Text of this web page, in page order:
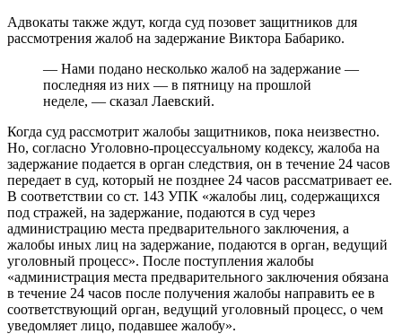
Адвокаты также ждут, когда суд позовет защитников для
рассмотрения жалоб на задержание Виктора Бабарико.
— Нами подано несколько жалоб на задержание —
последняя из них — в пятницу на прошлой
неделе, — сказал Лаевский.
Когда суд рассмотрит жалобы защитников, пока неизвестно.
Но, согласно Уголовно-процессуальному кодексу, жалоба на
задержание подается в орган следствия, он в течение 24 часов
передает в суд, который не позднее 24 часов рассматривает ее.
В соответствии со ст. 143 УПК «жалобы лиц, содержащихся
под стражей, на задержание, подаются в суд через
администрацию места предварительного заключения, а
жалобы иных лиц на задержание, подаются в орган, ведущий
уголовный процесс». После поступления жалобы
«администрация места предварительного заключения обязана
в течение 24 часов после получения жалобы направить ее в
соответствующий орган, ведущий уголовный процесс, о чем
уведомляет лицо, подавшее жалобу».